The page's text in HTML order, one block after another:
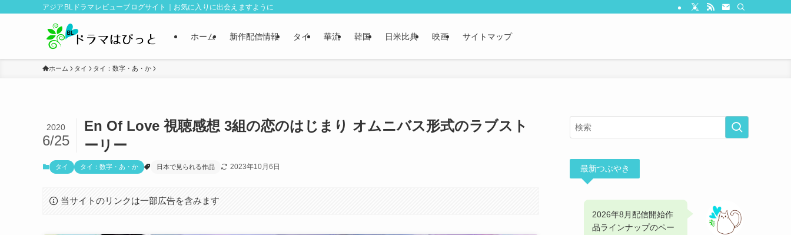
アジアBLドラマレビューブログサイト｜お気に入りに出会えますように
ホーム 新作配信情報 タイ 華流 韓国 日米比典 映画 サイトマップ
ホーム タイ タイ：数字・あ・か
En Of Love 視聴感想 3組の恋のはじまり オムニバス形式のラブスト
ーリー
2020
6/25
タイ タイ：数字・あ・か 日本で見られる作品 2023年10月6日
当サイトのリンクは一部広告を含みます
最新つぶやき
2026年8月配信開始作
品ラインナップのペー